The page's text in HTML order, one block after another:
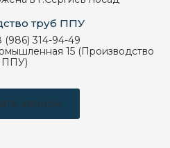
труб ППУ
(986) 314-94-49
15 (Производство
ППУ)
звонок